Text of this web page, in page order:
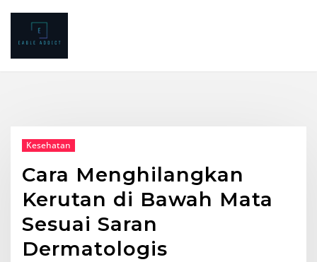
content
Kesehatan
Cara Menghilangkan
Kerutan di Bawah Mata
Sesuai Saran
Dermatologis